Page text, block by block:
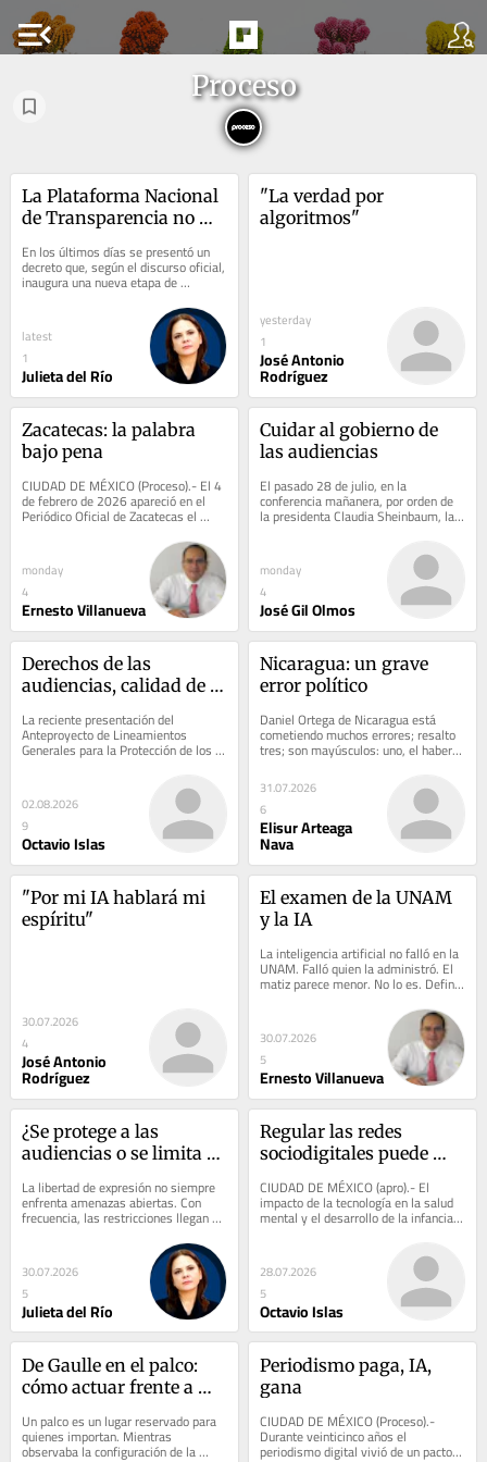
menu_open
Proceso
La Plataforma Nacional
de Transparencia no
necesitaba fortalecerse
En los últimos días se presentó un
decreto que, según el discurso oficial,
inaugura una nueva etapa de
transparencia y máxima publicidad
latest
1
Julieta del Río
"La verdad por
algoritmos"
yesterday
1
José Antonio
Rodríguez
Zacatecas: la palabra
bajo pena
CIUDAD DE MÉXICO (Proceso).- El 4
de febrero de 2026 apareció en el
Periódico Oficial de Zacatecas el
monday
4
Ernesto Villanueva
Cuidar al gobierno de
las audiencias
El pasado 28 de julio, en la
conferencia mañanera, por orden de
la presidenta Claudia Sheinbaum, la
consejera jurídica de la presidencia,
monday
4
José Gil Olmos
Derechos de las
audiencias, calidad de la
asignación de la
publicidad del Estado
La reciente presentación del
Anteproyecto de Lineamientos
Generales para la Protección de los
Derechos de las Audiencias, junto con
02.08.2026
9
Octavio Islas
Nicaragua: un grave
error político
Daniel Ortega de Nicaragua está
cometiendo muchos errores; resalto
tres; son mayúsculos: uno, el haber
permanecido en el poder, sin
reconocer que la...
31.07.2026
6
Elisur Arteaga
Nava
"Por mi IA hablará mi
espíritu"
30.07.2026
4
José Antonio
Rodríguez
El examen de la UNAM
y la IA
La inteligencia artificial no falló en la
UNAM. Falló quien la administró. El
matiz parece menor. No lo es. Define
quién responde, quién merece...
30.07.2026
5
Ernesto Villanueva
¿Se protege a las
audiencias o se limita su
La libertad de expresión no siempre
enfrenta amenazas abiertas. Con
frecuencia, las restricciones llegan en
lo oscurito, bajo conceptos que
30.07.2026
5
Julieta del Río
Regular las redes
sociodigitales puede
CIUDAD DE MÉXICO (apro).- El
impacto de la tecnología en la salud
mental y el desarrollo de la infancia
dejó de ser una preocupación...
28.07.2026
5
Octavio Islas
De Gaulle en el palco:
cómo actuar frente a
Un palco es un lugar reservado para
quienes importan. Mientras
observaba la configuración de la
Periodismo paga, IA,
gana
CIUDAD DE MÉXICO (Proceso).-
Durante veinticinco años el
periodismo digital vivió de un pacto